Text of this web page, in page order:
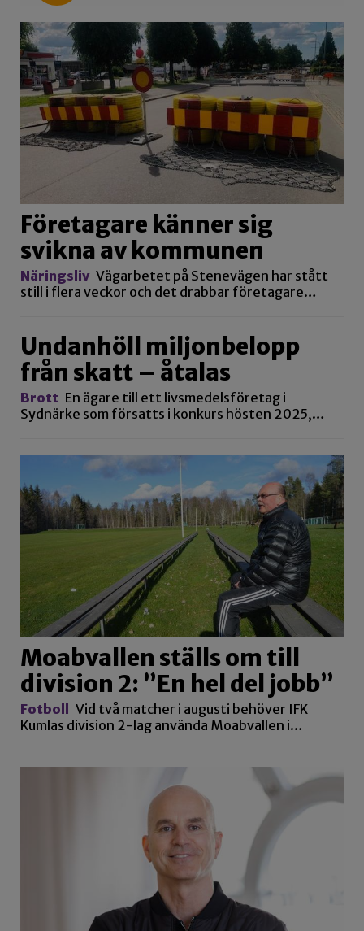
Företagare känner sig
svikna av kommunen
Näringsliv Vägarbetet på Stenevägen har stått
still i flera veckor och det drabbar företagare…
Undanhöll miljonbelopp
från skatt – åtalas
Brott En ägare till ett livsmedelsföretag i
Sydnärke som försatts i konkurs hösten 2025,…
Moabvallen ställs om till
division 2: ”En hel del jobb”
Fotboll Vid två matcher i augusti behöver IFK
Kumlas division 2-lag använda Moabvallen i…